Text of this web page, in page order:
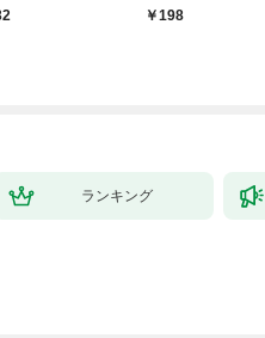
～１198
ランキング